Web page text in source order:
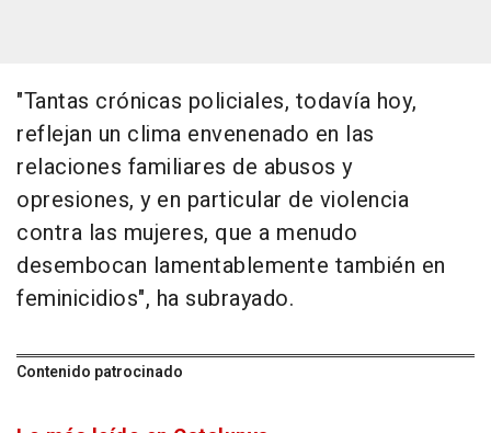
"Tantas crónicas policiales, todavía hoy,
reflejan un clima envenenado en las
relaciones familiares de abusos y
opresiones, y en particular de violencia
contra las mujeres, que a menudo
desembocan lamentablemente también en
feminicidios", ha subrayado.
Contenido patrocinado